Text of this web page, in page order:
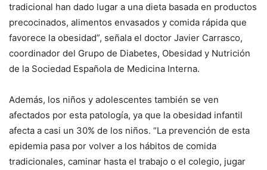
tradicional han dado lugar a una dieta basada en productos
precocinados, alimentos envasados y comida rápida que
favorece la obesidad”, señala el doctor Javier Carrasco,
coordinador del Grupo de Diabetes, Obesidad y Nutrición
de la Sociedad Española de Medicina Interna.
Además, los niños y adolescentes también se ven
afectados por esta patología, ya que la obesidad infantil
afecta a casi un 30% de los niños. “La prevención de esta
epidemia pasa por volver a los hábitos de comida
tradicionales, caminar hasta el trabajo o el colegio, jugar